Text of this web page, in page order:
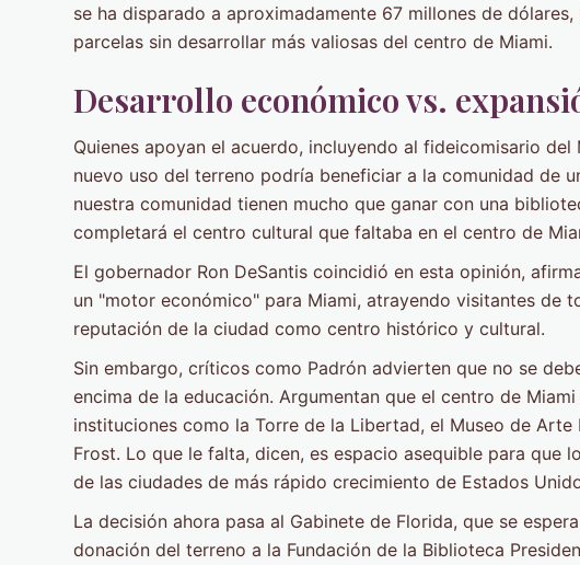
se ha disparado a aproximadamente 67 millones de
parcelas sin desarrollar más valiosas del centro de Miami.
Desarrollo económico vs.
Quienes apoyan el acuerdo, incluyendo al fideicomisario
nuevo uso del terreno podría beneficiar a la comunidad de
nuestra comunidad tienen mucho que ganar con una
completará el centro cultural que faltaba en el centro de
El gobernador Ron DeSantis coincidió en esta opinión,
un "motor económico" para Miami, atrayendo visitantes de
reputación de la ciudad como centro histórico y cultural.
Sin embargo, críticos como Padrón advierten que no se
encima de la educación. Argumentan que el centro de
instituciones como la Torre de la Libertad, el Museo de
Frost. Lo que le falta, dicen, es espacio asequible para que
de las ciudades de más rápido crecimiento de Estados
La decisión ahora pasa al Gabinete de Florida, que se
donación del terreno a la Fundación de la Biblioteca